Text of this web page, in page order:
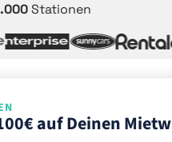
Stationen
auf Deinen